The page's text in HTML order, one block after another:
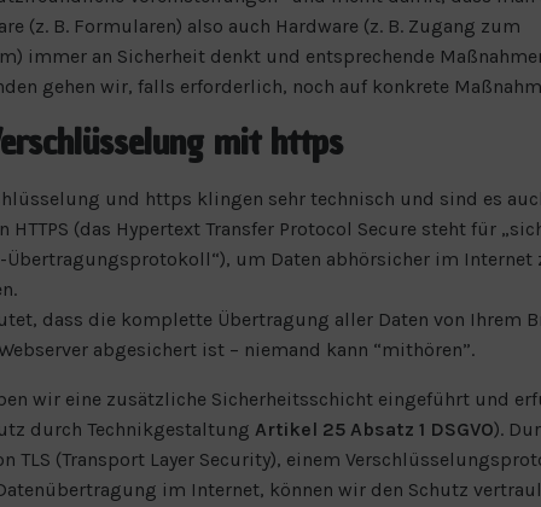
(z. B. Formularen) also auch Hardware (z. B. Zugang zum
immer an Sicherheit denkt und entsprechende
gehen wir, falls erforderlich, noch auf konkrete
mit https
und https klingen sehr technisch und sind es
HTTPS (das Hypertext Transfer Protocol Secure steht für
Übertragungsprotokoll“), um Daten abhörsicher im Internet
dass die komplette Übertragung aller Daten von Ihrem
abgesichert ist – niemand kann “mithören”.
wir eine zusätzliche Sicherheitsschicht eingeführt und
durch Technikgestaltung Artikel 25 Absatz 1 DSGVO).
TLS (Transport Layer Security), einem
im Internet, können wir den Schutz